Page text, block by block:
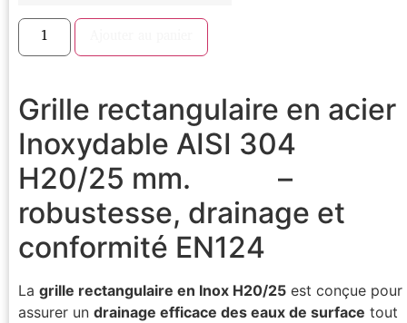
Grille rectangulaire en acier
Inoxydable AISI 304
H20/25 mm. –
robustesse, drainage et
conformité EN124
La grille rectangulaire en Inox H20/25 est conçue pour
assurer un drainage efficace des eaux de surface tout